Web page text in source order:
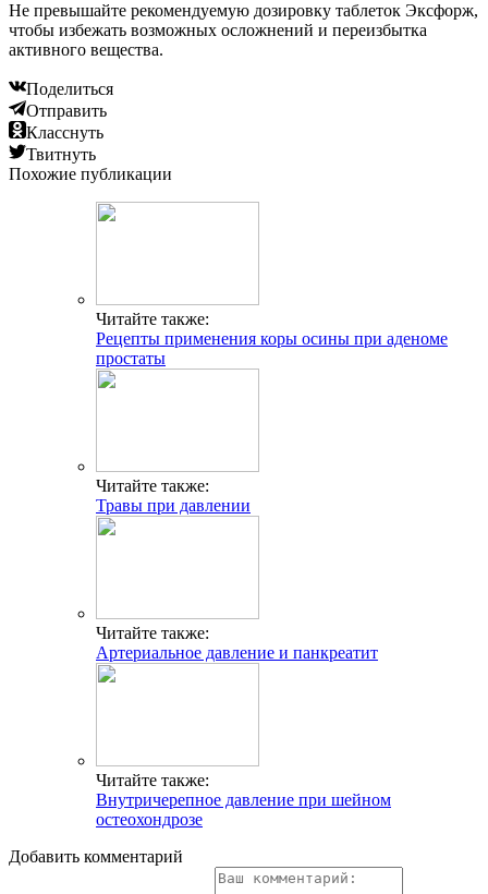
Не превышайте рекомендуемую дозировку таблеток Эксфорж,
чтобы избежать возможных осложнений и переизбытка
активного вещества.
Поделиться
Отправить
Класснуть
Твитнуть
Похожие публикации
Читайте также:
Рецепты применения коры осины при аденоме
простаты
Читайте также:
Травы при давлении
Читайте также:
Артериальное давление и панкреатит
Читайте также:
Внутричерепное давление при шейном
остеохондрозе
Добавить комментарий